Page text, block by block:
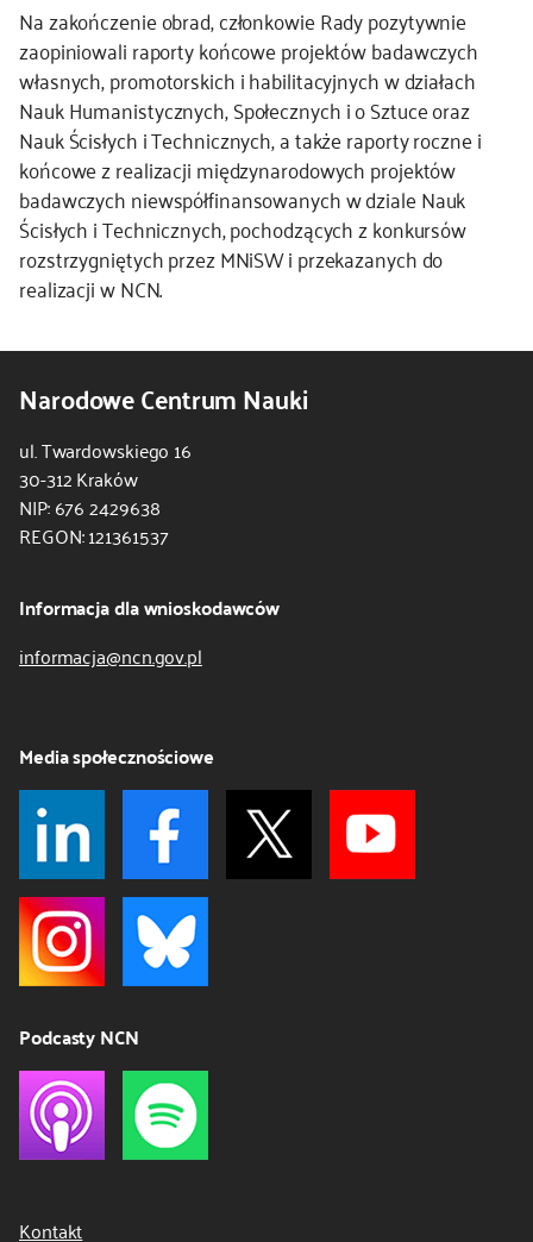
Na zakończenie obrad, członkowie Rady pozytywnie
zaopiniowali raporty końcowe projektów badawczych
własnych, promotorskich i habilitacyjnych w działach
Nauk Humanistycznych, Społecznych i o Sztuce oraz
Nauk Ścisłych i Technicznych, a także raporty roczne i
końcowe z realizacji międzynarodowych projektów
badawczych niewspółfinansowanych w dziale Nauk
Ścisłych i Technicznych, pochodzących z konkursów
rozstrzygniętych przez MNiSW i przekazanych do
realizacji w NCN.
Narodowe Centrum Nauki
ul. Twardowskiego 16
30-312 Kraków
NIP: 676 2429638
REGON: 121361537
Informacja dla wnioskodawców
informacja@ncn.gov.pl
Media społecznościowe
Podcasty NCN
Kontakt